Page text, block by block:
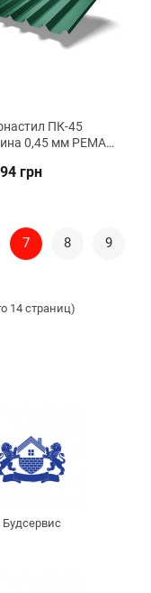
ПК-45
0,45 мм PEMA
грн
7 8
9
14 страниц)
Будсервис